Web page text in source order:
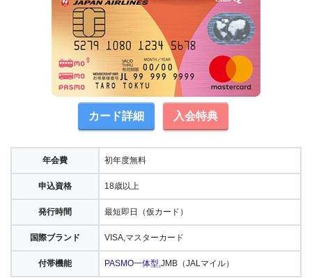
カード詳細 入会特典
年会費 初年度無料
申込資格 18歳以上
発行時間 最短即日（仮カード）
国際ブランド VISA,マスターカード
付帯機能 PASMO一体型,JMB（JALマイル）